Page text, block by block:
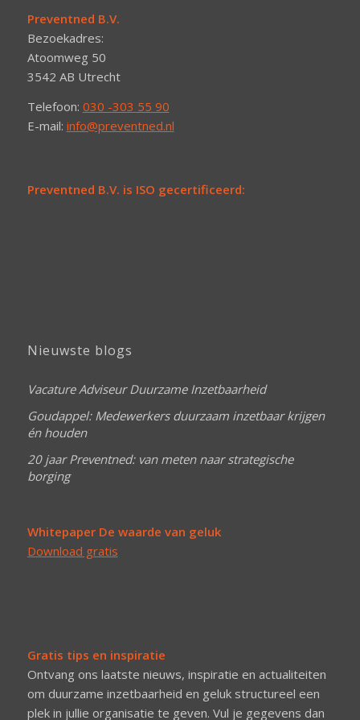
Preventned B.V.
Bezoekadres:
Atoomweg 50
3542 AB Utrecht
Telefoon: 030 -303 55 90
E-mail: info@preventned.nl
Preventned B.V. is ISO gecertificeerd:
Nieuwste blogs
Vacature Adviseur Duurzame Inzetbaarheid
Goudappel: Medewerkers duurzaam inzetbaar krijgen
én houden
20 jaar Preventned: van meten naar strategische
borging
Whitepaper De waarde van geluk
Download gratis
Gratis tips en inspiratie
Ontvang ons laatste nieuws, inspiratie en actualiteiten
om duurzame inzetbaarheid en geluk structureel een
plek in jullie organisatie te geven. Vul je gegevens dan